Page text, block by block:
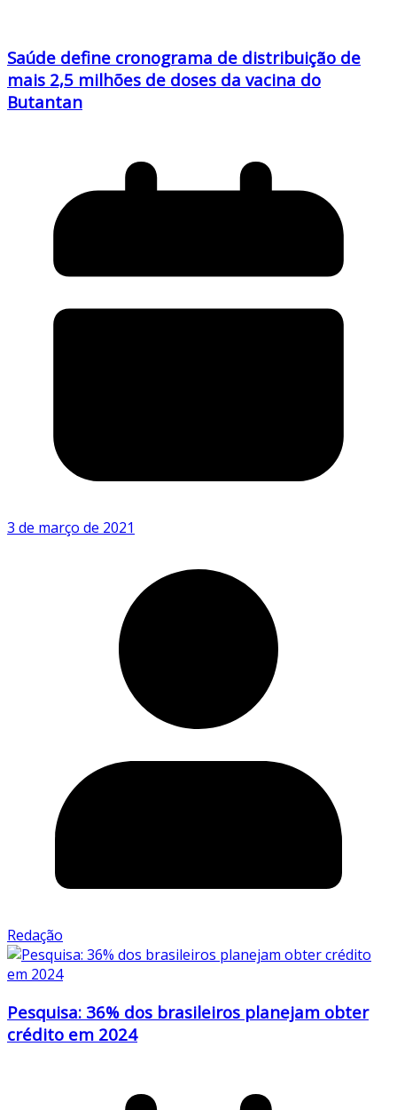
Saúde define cronograma de distribuição de
mais 2,5 milhões de doses da vacina do
Butantan
3 de março de 2021
Redação
Pesquisa: 36% dos brasileiros planejam obter
crédito em 2024